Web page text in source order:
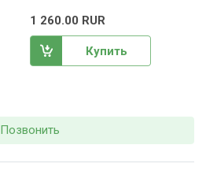
1 260.00 RUR
Купить
Позвонить